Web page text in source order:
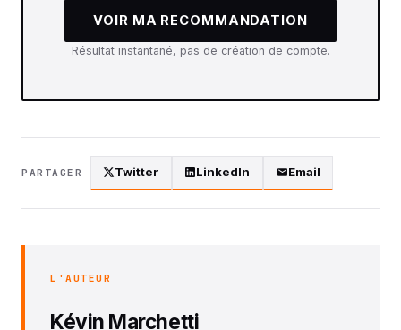
VOIR MA RECOMMANDATION
Résultat instantané, pas de création de compte.
PARTAGER Twitter LinkedIn Email
L'AUTEUR
Kévin Marchetti